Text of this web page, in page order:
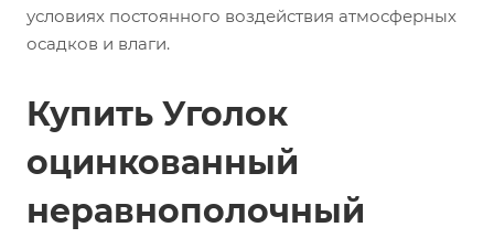
условиях постоянного воздействия атмосферных
осадков и влаги.
Купить Уголок
оцинкованный
неравнополочный